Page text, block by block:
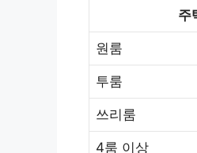
주
원룸
투룸
쓰리룸
4룸 이상